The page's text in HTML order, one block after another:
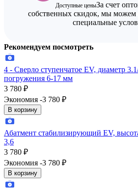
Доступные ценыЗа счет
собственных скидок, мы можем
специальные
Рекомендуем посмотреть
4 - Сверло ступенчатое EV, диаметр
погружения 6-17 мм
3 780 ₽
Экономия -3 780 ₽
В корзину
Абатмент стабилизирующий EV,
3,6
3 780 ₽
Экономия -3 780 ₽
В корзину